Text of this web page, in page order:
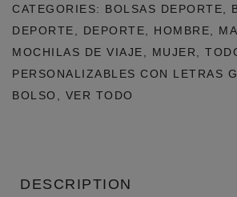
CATEGORIES: BOLSAS DEPORTE
DEPORTE
DEPORTE HOMBRE
MOCHILAS DE VIAJE
MUJER
PERSONALIZABLES CON LETRAS
BOLSO
VER TODO
DESCRIPTION